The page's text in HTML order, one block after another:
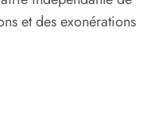
et des exonérations